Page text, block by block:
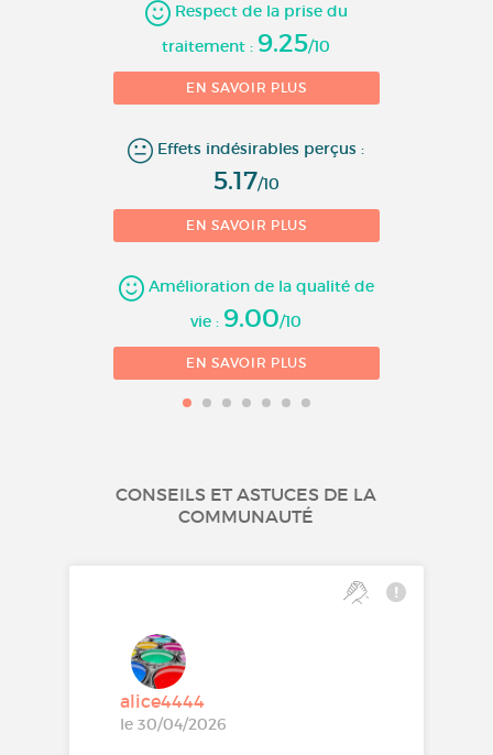
Respect de la prise du
traitement : 9.25/10
EN SAVOIR PLUS
Effets indésirables perçus :
5.17/10
EN SAVOIR PLUS
Amélioration de la qualité de
vie : 9.00/10
EN SAVOIR PLUS
CONSEILS ET ASTUCES DE LA
COMMUNAUTÉ
alice4444
le 30/04/2026